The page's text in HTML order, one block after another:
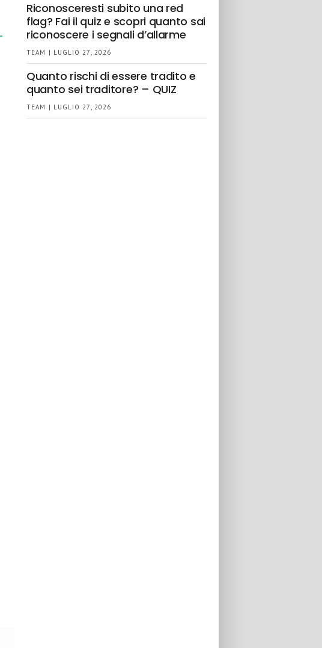
Riconosceresti subito una red
flag? Fai il quiz e scopri quanto sai
riconoscere i segnali d’allarme
TEAM | LUGLIO 27, 2026
Quanto rischi di essere tradito e
quanto sei traditore? – QUIZ
TEAM | LUGLIO 27, 2026